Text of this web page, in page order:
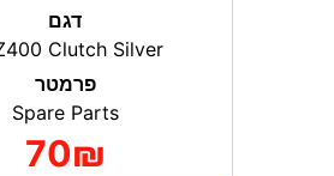
דגם
DRZ400 Clutch Silver
פרמטר
Spare Parts
70₪